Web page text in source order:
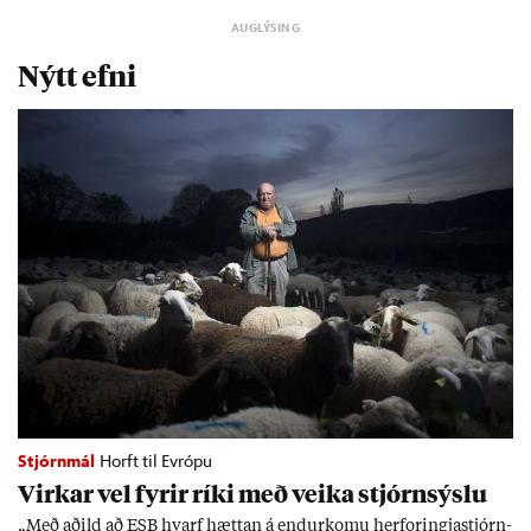
Nýtt efni
Stjórnmál Horft til Evrópu
Virk­ar vel fyr­ir ríki með veika stjórn­sýslu
„Með að­ild að ESB hvarf hætt­an á end­ur­komu her­for­ingja­stjórn­